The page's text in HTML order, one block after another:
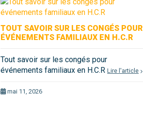
TOUT SAVOIR SUR LES CONGÉS POUR
ÉVÉNEMENTS FAMILIAUX EN H.C.R
Tout savoir sur les congés pour
événements familiaux en H.C.RLire l'article
mai 11, 2026